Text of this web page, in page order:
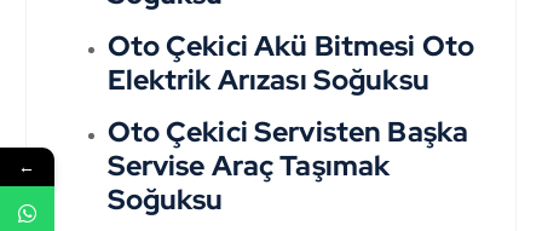
Oto Çekici Akü Bitmesi Oto
Elektrik Arızası Soğuksu
Oto Çekici Servisten Başka
Servise Araç Taşımak
Soğuksu
←